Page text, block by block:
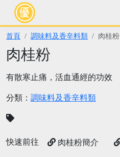
首頁 調味料及香辛料類 肉桂粉
肉桂粉
有散寒止痛，活血通經的功效
分類： 調味料及香辛料類
快速前往 肉桂粉簡介